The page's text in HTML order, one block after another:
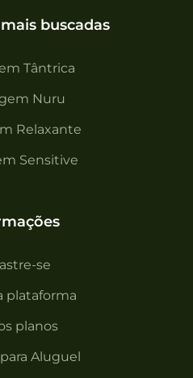
buscadas
Tântrica
Nuru
Relaxante
Sensitive
se
plataforma
planos
Aluguel